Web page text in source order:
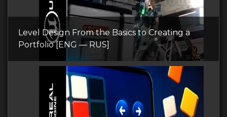
Level Design From the Basics to Creating a
Portfolio [ENG — RUS]